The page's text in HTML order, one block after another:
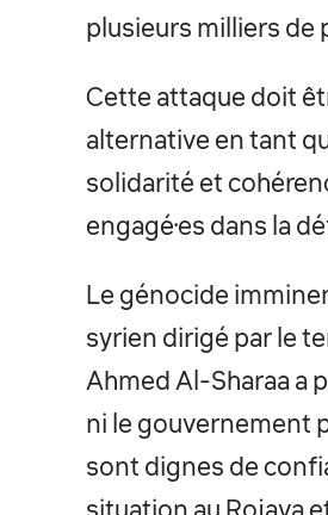
plusieurs milliers de
Cette attaque doit
alternative en tant
solidarité et
engagé·es dans la
Le génocide
syrien dirigé par le
Ahmed Al-Sharaa a
ni le gouvernement
sont dignes de
situation au Rojava